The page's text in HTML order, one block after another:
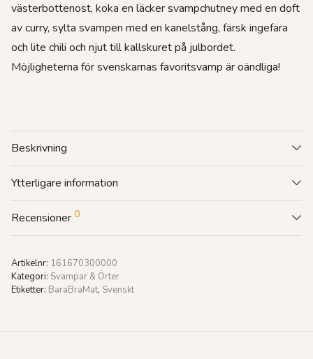
västerbottenost, koka en läcker svampchutney med en doft
av curry, sylta svampen med en kanelstång, färsk ingefära
och lite chili och njut till kallskuret på julbordet.
Möjligheterna för svenskarnas favoritsvamp är oändliga!
Beskrivning
Ytterligare information
Recensioner 0
Artikelnr: 161670300000
Kategori: Svampar & Örter
Etiketter: BaraBraMat, Svenskt